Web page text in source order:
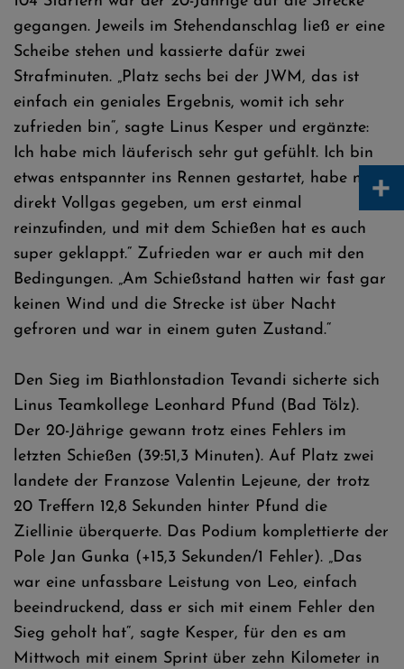
gegangen. Jeweils im Stehendanschlag ließ er eine
Scheibe stehen und kassierte dafür zwei
Strafminuten. „Platz sechs bei der JWM, das ist
einfach ein geniales Ergebnis, womit ich sehr
zufrieden bin“, sagte Linus Kesper und ergänzte:
Ich habe mich läuferisch sehr gut gefühlt. Ich bin
etwas entspannter ins Rennen gestartet, habe nicht
direkt Vollgas gegeben, um erst einmal
reinzufinden, und mit dem Schießen hat es auch
super geklappt.“ Zufrieden war er auch mit den
Bedingungen. „Am Schießstand hatten wir fast gar
keinen Wind und die Strecke ist über Nacht
gefroren und war in einem guten Zustand.“
Den Sieg im Biathlonstadion Tevandi sicherte sich
Linus Teamkollege Leonhard Pfund (Bad Tölz).
Der 20-Jährige gewann trotz eines Fehlers im
letzten Schießen (39:51,3 Minuten). Auf Platz zwei
landete der Franzose Valentin Lejeune, der trotz
20 Treffern 12,8 Sekunden hinter Pfund die
Ziellinie überquerte. Das Podium komplettierte der
Pole Jan Gunka (+15,3 Sekunden/1 Fehler). „Das
war eine unfassbare Leistung von Leo, einfach
beeindruckend, dass er sich mit einem Fehler den
Sieg geholt hat“, sagte Kesper, für den es am
Mittwoch mit einem Sprint über zehn Kilometer in
+